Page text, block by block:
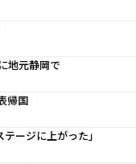
地元静岡で
帰国
ージに上がった」